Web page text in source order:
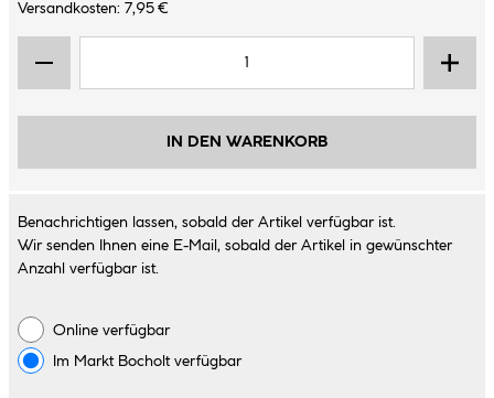
Versandkosten: 7,95 €
IN DEN WARENKORB
Benachrichtigen lassen, sobald der Artikel verfügbar ist.
Wir senden Ihnen eine E-Mail, sobald der Artikel in gewünschter
Anzahl verfügbar ist.
Online verfügbar
Im Markt Bocholtverfügbar